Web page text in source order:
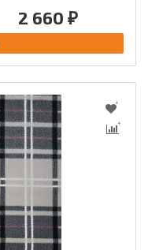
2 660 ₽